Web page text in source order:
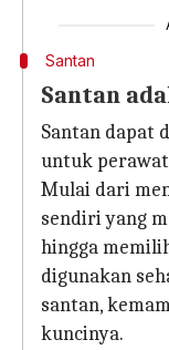
Santan
Santan
Santan dapat
untuk
Mulai dari
sendiri yang
hingga
digunakan
santan,
kuncinya.